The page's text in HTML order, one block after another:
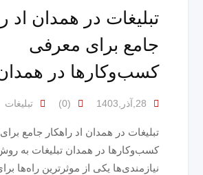
تبلیغات در همدان اد
جامع برای معرفی
کسب‌وکارها در
28,آذر,1403 (0) تبلیغات
تبلیغات در همدان اد راهکار جامع
کسب‌وکارها در همدان تبلیغات به
نیازمندی‌ها یکی از موثرترین راه‌ها